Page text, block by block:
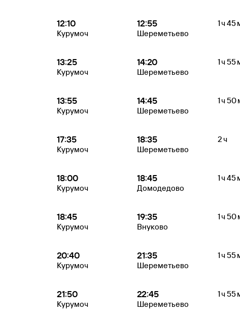
12:10
Курумоч
12:55
Шереметьево
1 ч 45
13:25
Курумоч
14:20
Шереметьево
1 ч 55
13:55
Курумоч
14:45
Шереметьево
1 ч 50
17:35
Курумоч
18:35
Шереметьево
2 ч
18:00
Курумоч
18:45
Домодедово
1 ч 45
18:45
Курумоч
19:35
Внуково
1 ч 50
20:40
Курумоч
21:35
Шереметьево
1 ч 55
21:50
Курумоч
22:45
Шереметьево
1 ч 55